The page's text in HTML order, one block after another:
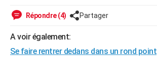
Mobiles
Meilleur smartphone
Internet
Ordinateurs
Jeux vidéo
Guide high-tech
BRICOLAGE
WEEK-END
Guides de France
Escapades
Patrimoine
Expositions
Musées
Week-end nature
+LIFESTYLE
Répondre (4) Partager
A voir également:
Se faire rentrer dedans dans un rond point